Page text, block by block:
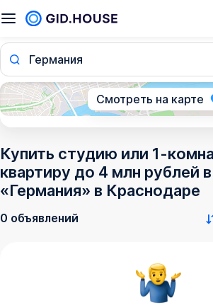
Германия
Смотреть на карте
Купить студию или 1-
квартиру до 4 млн рублей
«Германия» в Краснодаре
0 объявлений